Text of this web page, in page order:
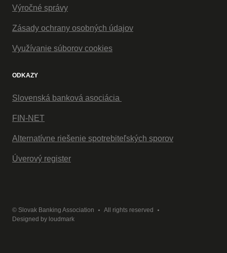
Výročné správy
Zásady ochrany osobných údajov
Využívanie súborov cookies
ODKAZY
Slovenská banková asociácia
FIN-NET
Alternatívne riešenie spotrebiteľských sporov
Úverový register
© Slovak Banking Association
All rights reserved
Designed by loudmark